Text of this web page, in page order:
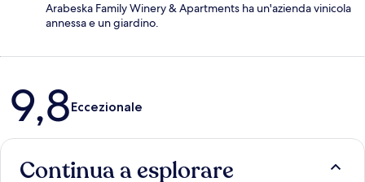
Arabeska Family Winery & Apartments ha un'azienda vinicola
annessa e un giardino.
Recensioni
9,8Eccezionale
Continua a esplorare